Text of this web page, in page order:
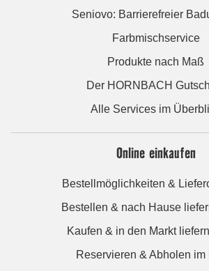
Seniovo: Barrierefreier
Farbmischservice
Produkte nach Maß
Der HORNBACH
Alle Services im
Online einkaufen
Bestellmöglichkeiten &
Bestellen & nach Hause
Kaufen & in den Markt
Reservieren & Abholen im